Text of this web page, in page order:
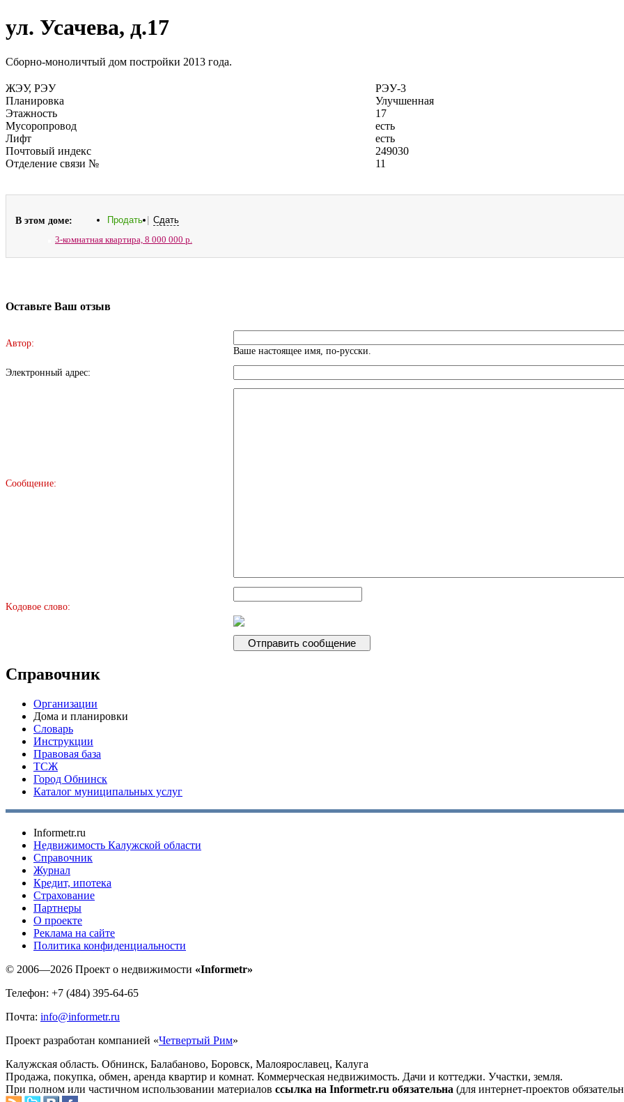
ул. Усачева, д.17
Сборно-моноличтый дом постройки 2013 года.
ЖЭУ, РЭУ
РЭУ-3
Планировка
Улучшенная
Этажность
17
Мусоропровод
есть
Лифт
есть
Почтовый индекс
249030
Отделение связи №
11
В этом доме: Продать | Сдать
3-комнатная квартира, 8 000 000 р.
Оставьте Ваш отзыв
Автор:
Ваше настоящее имя, по-русски.
Электронный адрес:
Сообщение:
Kодовое слово:
Справочник
Организации
Дома и планировки
Словарь
Инструкции
Правовая база
ТСЖ
Город Обнинск
Каталог муниципальных услуг
Informetr.ru
Недвижимость Калужской области
Справочник
Журнал
Кредит, ипотека
Страхование
Партнеры
O проекте
Реклама на сайте
Политика конфиденциальности
© 2006—2026 Проект о недвижимости «Informetr»
Телефон: +7 (484) 395-64-65
Почта: info@informetr.ru
Проект разработан компанией «Четвертый Рим»
Калужская область. Обнинск, Балабаново, Боровск, Малоярославец, Калуга
Продажа, покупка, обмен, аренда квартир и комнат. Коммерческая недвижимость. Дачи и коттеджи. Участки, земля.
При полном или частичном использовании материалов ссылка на Informetr.ru обязательна (для интернет-проектов